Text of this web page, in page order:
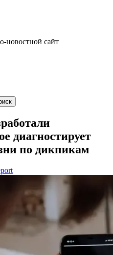
новостной сайт
диагностирует
по дикпикам